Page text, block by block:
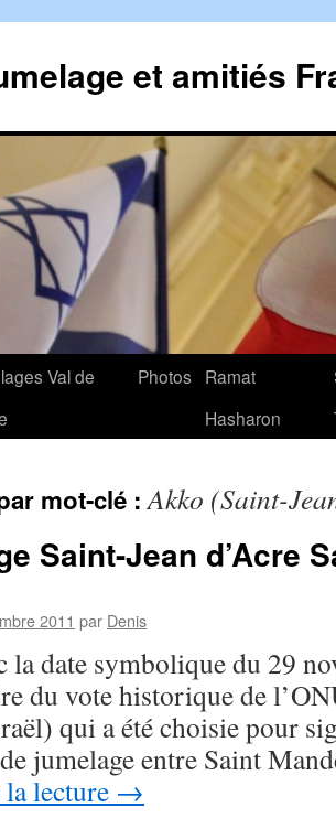
et amitiés
Val de
Photos
Ramat
Hasharon
mot-clé :Akko (Saint-
Saint-Jean d’Acre
2011 par Denis
la date symbolique du 29
du vote historique de
qui a été choisie pour
jumelage entre Saint
lecture →